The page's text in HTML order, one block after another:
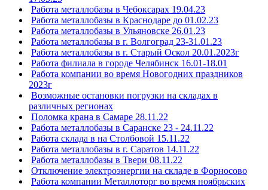
Работа металлобазы в Чебоксарах 19.04.23
Работа металлобазы в Краснодаре до 01.02.23
Работа металлобазы в Ульяновске 26.01.23
Работа металлобазы в г. Волгоград 23-31.01.23
Работа металлобазы в г. Старый Оскол 20.01.2023г
Работа филиала в городе Челябинск 16.01-18.01
Работа компании во время Новогодних праздников
2023г
Возможные остановки погрузки на складах в
различных регионах
Поломка крана в Самаре 28.11.22
Работа металлобазы в Саранске 23 - 24.11.22
Работа склада в на Столбовой 15.11.22
Работа металлобазы в г. Саратов 14.11.22
Работа металлобазы в Твери 08.11.22
Отключение электроэнергии на складе в Форносово
Работа компании Металлоторг во время ноябрьских